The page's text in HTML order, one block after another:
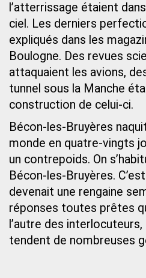
l’atterrissage étaient
ciel. Les derniers
expliqués dans les
Boulogne. Des revues
attaquaient les avions,
tunnel sous la Manche
construction de celui-ci.
Bécon-les-Bruyères
monde en quatre-vingts
un contrepoids. On
Bécon-les-Bruyères.
devenait une rengaine
réponses toutes prêtes
l’autre des
tendent de nombreuses